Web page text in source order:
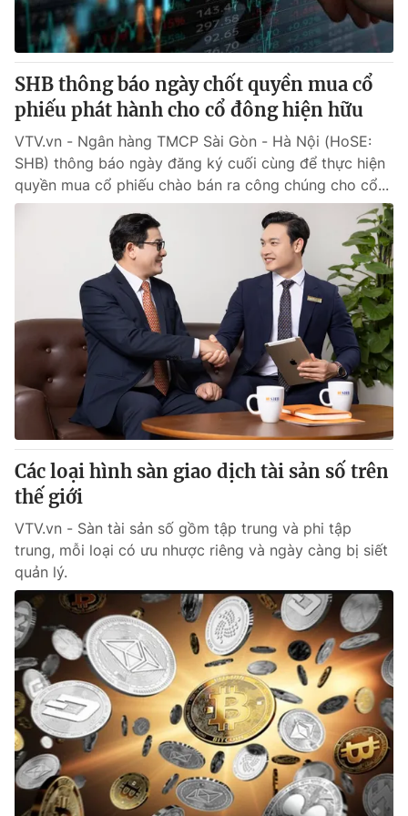
® Cấm sao chép dưới mọi hình thức nếu không có sự chấp
thuận bằng văn bản. Ghi rõ nguồn VTV.vn khi phát hành lại
thông tin từ website này.
SHB thông báo ngày chốt quyền mua cổ
phiếu phát hành cho cổ đông hiện hữu
VTV.vn - Ngân hàng TMCP Sài Gòn - Hà Nội (HoSE:
SHB) thông báo ngày đăng ký cuối cùng để thực hiện
quyền mua cổ phiếu chào bán ra công chúng cho cổ...
Các loại hình sàn giao dịch tài sản số trên
thế giới
VTV.vn - Sàn tài sản số gồm tập trung và phi tập
trung, mỗi loại có ưu nhược riêng và ngày càng bị siết
quản lý.